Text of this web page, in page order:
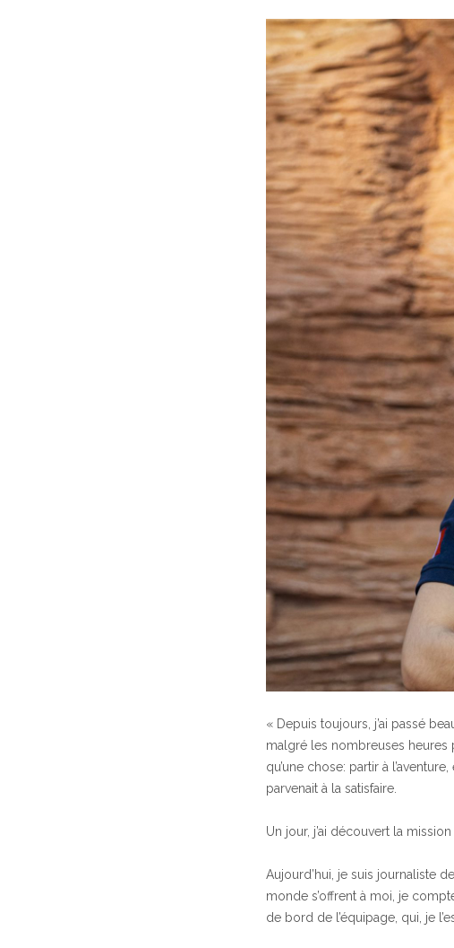
« Depuis toujours, j’ai passé
malgré les nombreuses heures
qu’une chose: partir à
parvenait à la satisfaire.
Un jour, j’ai découvert la
Aujourd’hui, je suis journaliste
monde s’offrent à moi, je
de bord de l’équipage, qui, je